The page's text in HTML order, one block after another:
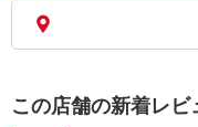
この店舗の新着レビ